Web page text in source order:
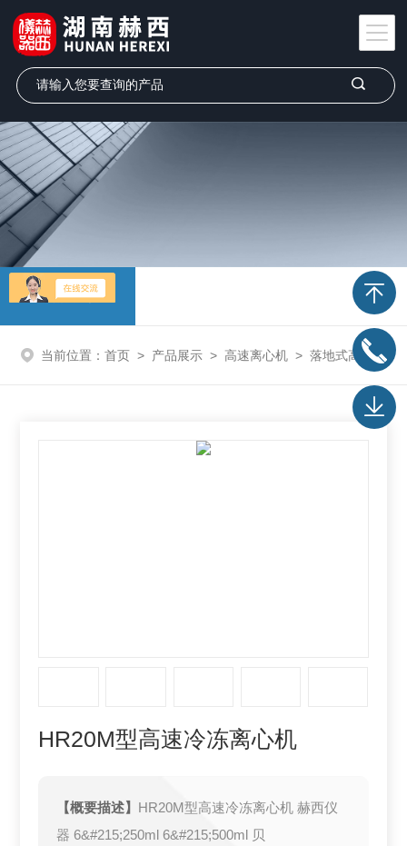
产品展示
当前位置： 首页 > 产品展示 > 高速离心机 > 落地式高速离心机
HR20M型高速冷冻离心机
【概要描述】 HR20M型高速冷冻离心机 赫西仪
器 6&#215;250ml 6&#215;500ml 贝